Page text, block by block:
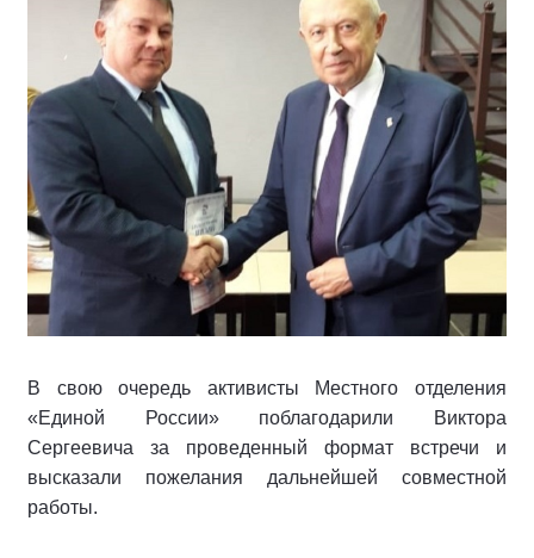
В свою очередь активисты Местного отделения
«Единой России» поблагодарили Виктора
Сергеевича за проведенный формат встречи и
высказали пожелания дальнейшей совместной
работы.